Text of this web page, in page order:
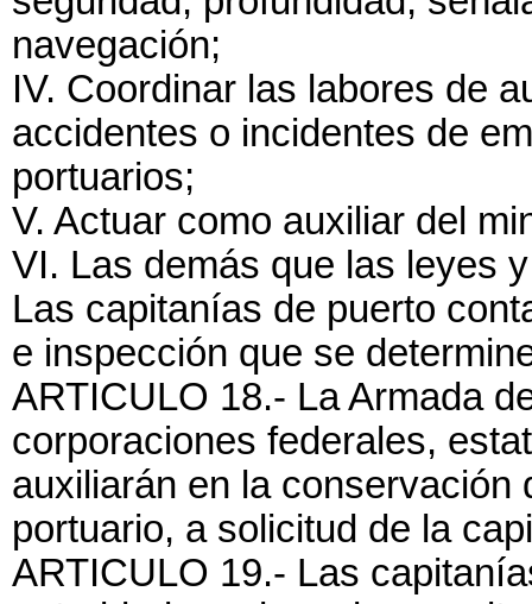
navegación;
IV. Coordinar las labores de
accidentes o incidentes de
portuarios;
V. Actuar como auxiliar del
VI. Las demás que las leyes
Las capitanías de puerto
e inspección que se
ARTICULO 18.- La Armada
corporaciones federales,
auxiliarán en la conservación
portuario, a solicitud de la
ARTICULO 19.- Las